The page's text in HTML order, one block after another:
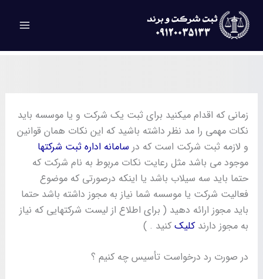
محتوا
زمانی که اقدام میکنید برای ثبت یک شرکت و یا موسسه باید
نکات مهمی را مد نظر داشته باشید که این نکات همان قوانین
و لازمه ثبت شرکت است که در سامانه اداره ثبت شرکتها
موجود می باشد مثل رعایت نکات مربوط به نام شرکت که
حتما باید سه سیلاب باشد یا اینکه درصورتی که موضوع
فعالیت شرکت یا موسسه شما نیاز به مجوز داشته باشد حتما
باید مجوز ارائه دهید ( برای اطلاع از لیست شرکتهایی که نیاز
به مجوز دارندکلیککنید . )
در صورت رد درخواست تأسیس چه کنیم ؟